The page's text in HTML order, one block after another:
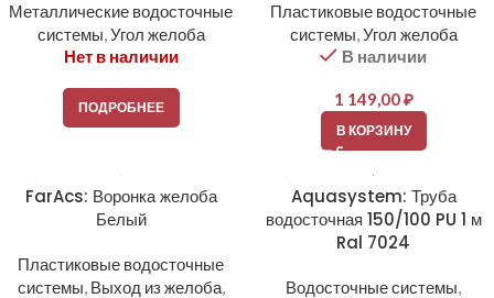
Металлические водосточные
системы,Угол желоба
Нет в наличии
ПОДРОБНЕЕ
Пластиковые водосточные
системы,Угол желоба
В наличии
1 149,00₽
В КОРЗИНУ
FarAcs: Воронка желоба
Белый
Пластиковые водосточные
системы, Выход из желоба,
Aquasystem: Труба
водосточная 150/100 PU 1 м
Ral 7024
Водосточные системы,